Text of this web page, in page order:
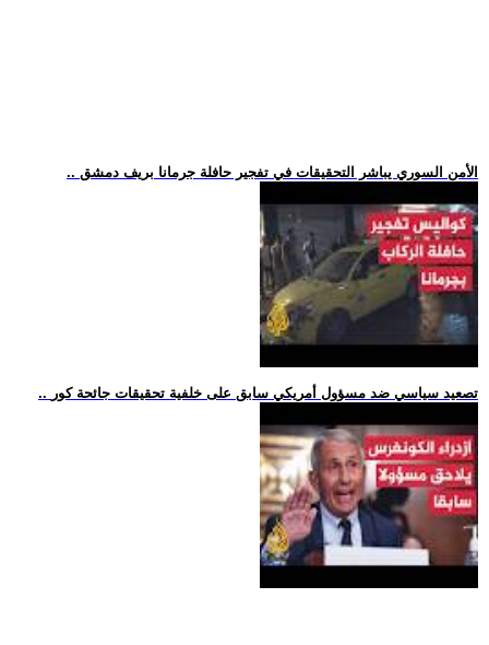
.. الأمن السوري يباشر التحقيقات في تفجير حافلة جرمانا بريف دمشق
.. تصعيد سياسي ضد مسؤول أمريكي سابق على خلفية تحقيقات جائحة كور